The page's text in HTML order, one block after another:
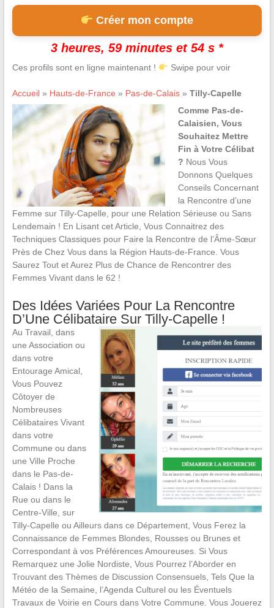
Créer mon compte
3 heures, 59 minutes et 53 s *
Ces profils sont en ligne maintenant ! Swipe pour voir
Accueil» Hauts-de-France » Pas-de-Calais» Tilly-Capelle
Comme Pas-de-
Calaisien, Vous
Souhaitez Mettre
Fin à Votre Célibat
? Nous Vous
Donnons Quelques
Conseils Concernant
la Rencontre d’une
Femme sur Tilly-Capelle, pour une Relation Sérieuse ou Sans
Lendemain ! En Lisant cet Article, Vous Connaitrez des
Techniques Classiques pour Faire la Rencontre de l’Âme-Sœur
Près de Chez Vous dans la Région Hauts-de-France. Vous
Saurez Tout et Aurez Plus de Chance de Rencontrer des
Femmes Vivant dans le 62 !
Des Idées Variées Pour La Rencontre
D’Une Célibataire Sur Tilly-Capelle !
Au Travail, dans
une Association ou
dans votre
Entourage Amical,
Vous Pouvez
Côtoyer de
Nombreuses
Célibataires Vivant
dans votre
Commune ou dans
une Ville Proche
dans le Pas-de-
Calais ! Dans la
Rue ou dans le
Centre-Ville, sur
Tilly-Capelle ou Ailleurs dans ce Département, Vous Ferez la
Connaissance de Femmes Blondes, Rousses ou Brunes et
Correspondant à vos Préférences Amoureuses. Si Vous
Remarquez une Jolie Nordiste, Vous Pourrez l’Aborder en
Trouvant des Thèmes de Discussion Consensuels, Tels Que la
Météo de la Semaine, l’Agenda Culturel ou les Éventuels
Travaux de Voirie en Cours dans Votre Commune. Vous Jouerez